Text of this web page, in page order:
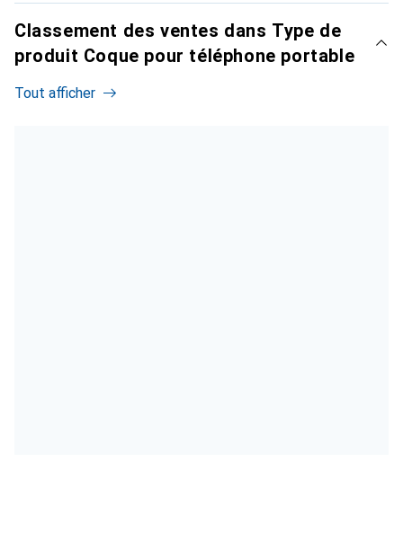
Classement des ventes dans Type de
produit Coque pour téléphone portable
Tout afficher